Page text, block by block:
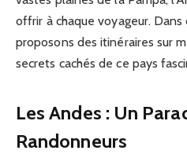
offrir à chaque voyageur.
proposons des itinéraires sur
secrets cachés de ce pays
Les Andes : Un
Randonneurs